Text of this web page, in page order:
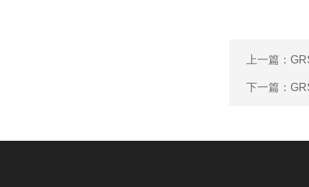
上一篇：
下一篇：